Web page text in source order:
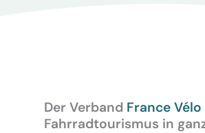
Der Verband France
Fahrradtourismus in